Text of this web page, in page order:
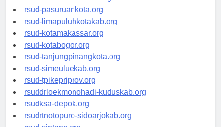
rsucnd-acehbaratkab.org
rsud-pasuruankota.org
rsud-limapuluhkotakab.org
rsud-kotamakassar.org
rsud-kotabogor.org
rsud-tanjungpinangkota.org
rsud-simeuluekab.org
rsud-tpikepriprov.org
rsuddrloekmonohadi-kuduskab.org
rsudksa-depok.org
rsudrtnotopuro-sidoarjokab.org